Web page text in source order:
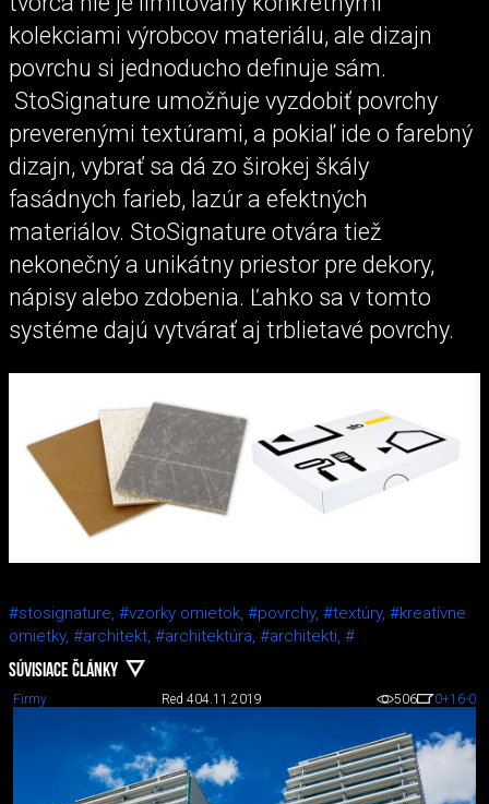
kolekciami výrobcov materiálu, ale dizajn
povrchu si jednoducho definuje sám.
StoSignature umožňuje vyzdobiť povrchy
preverenými textúrami, a pokiaľ ide o farebný
dizajn, vybrať sa dá zo širokej škály
fasádnych farieb, lazúr a efektných
materiálov. StoSignature otvára tiež
nekonečný a unikátny priestor pre dekory,
nápisy alebo zdobenia. Ľahko sa v tomto
systéme dajú vytvárať aj trblietavé povrchy.
#stosignature, #vzorky omietok, #povrchy, #textúry, #kreatívne
omietky, #architekt, #architektúra, #architekti, #
SÚVISIACE ČLÁNKY
Firmy Red 404.11.2019 506 0+16-0